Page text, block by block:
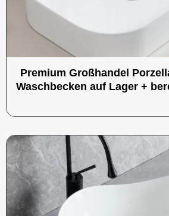
Premium Großhandel
Waschbecken auf Lager +